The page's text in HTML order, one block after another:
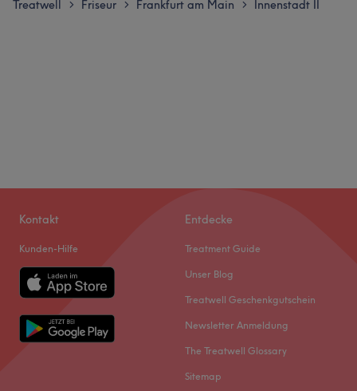
Treatwell > Friseur > Frankfurt am Main > Innenstadt II
Kontakt
Kunden-Hilfe
Entdecke
Treatment Guide
Unser Blog
Treatwell Geschenkgutschein
Newsletter Anmeldung
The Treatwell Glossary
Sitemap